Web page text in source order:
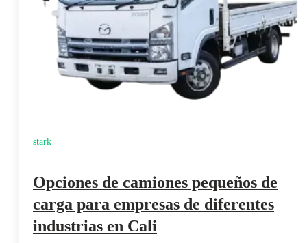
stark
Opciones de camiones pequeños de
carga para empresas de diferentes
industrias en Cali